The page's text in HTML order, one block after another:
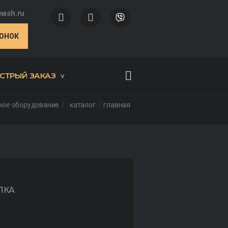
ЗАКАЗ
главная
каталог
оборудование